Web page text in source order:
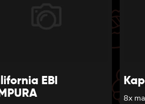
EBI
8x